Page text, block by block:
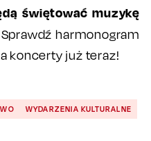
świętować muzykę
Sprawdź harmonogram
koncerty już teraz!
WYDARZENIA KULTURALNE